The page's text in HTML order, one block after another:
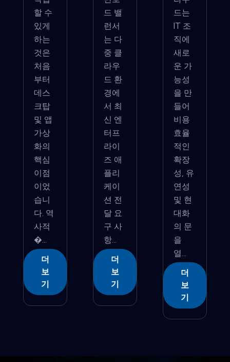
할 수
있게
하는
것은
처음
부터
데스
크탑
및 앱
가상
화의
핵심
이점
이었
습니
다. 역
사적
�...
더
보
기
드 밸
런서
는 다
중 클
라우
드 환
경에
서 최
신 엔
터프
라이
즈 애
플리
케이
션 전
달 요
구 사
항...
더
보
기
드는
IT 조
직에
새로
운 가
능성
을 만
들어
비용
효율
적인
확장
성, 유
연성
및 현
대화
의 문
을
열...
더
보
기